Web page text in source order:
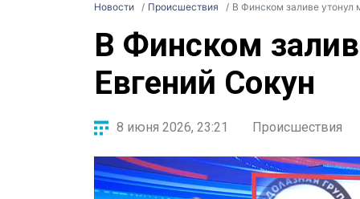
Новости Происшествия В Финском заливе утонул
В Финском
Евгений Сокун
8 июня 2026, 23:21 Происшествия